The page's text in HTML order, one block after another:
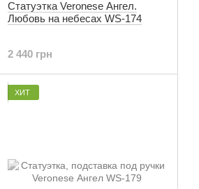
Статуэтка Veronese Ангел.
Любовь на небесах WS-174
2 440 грн
ХИТ